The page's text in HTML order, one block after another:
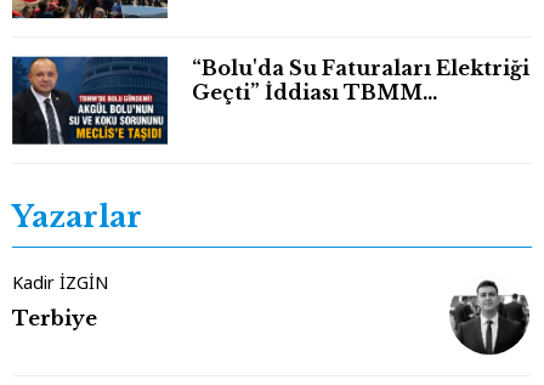
“Bolu'da Su Faturaları Elektriği
Geçti” İddiası TBMM
Yazarlar
Kadir İZGİN
Terbiye